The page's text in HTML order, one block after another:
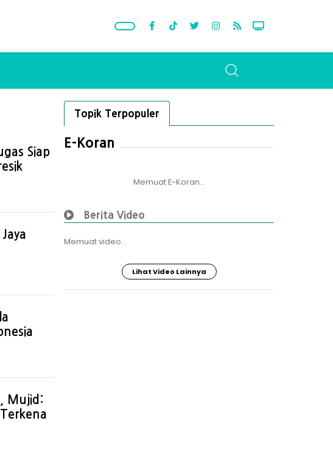
Siap
Mujid:
Topik Terpopuler
E-Koran
Memuat E-Koran...
Berita Video
Memuat video...
Lihat Video Lainnya